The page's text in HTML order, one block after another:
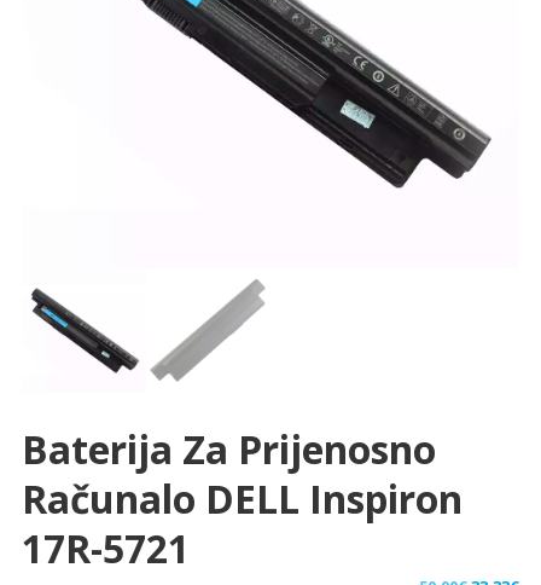
Baterija Za Prijenosno
Računalo DELL Inspiron
17R-5721